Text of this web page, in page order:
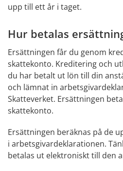
upp till ett år i taget.
Hur betalas
Ersättningen får du genom
skattekonto. Kreditering och
du har betalt ut lön till din
och lämnat in
Skatteverket. Ersättningen
skattekonto.
Ersättningen beräknas på de
i arbetsgivardeklarationen.
betalas ut elektroniskt till den